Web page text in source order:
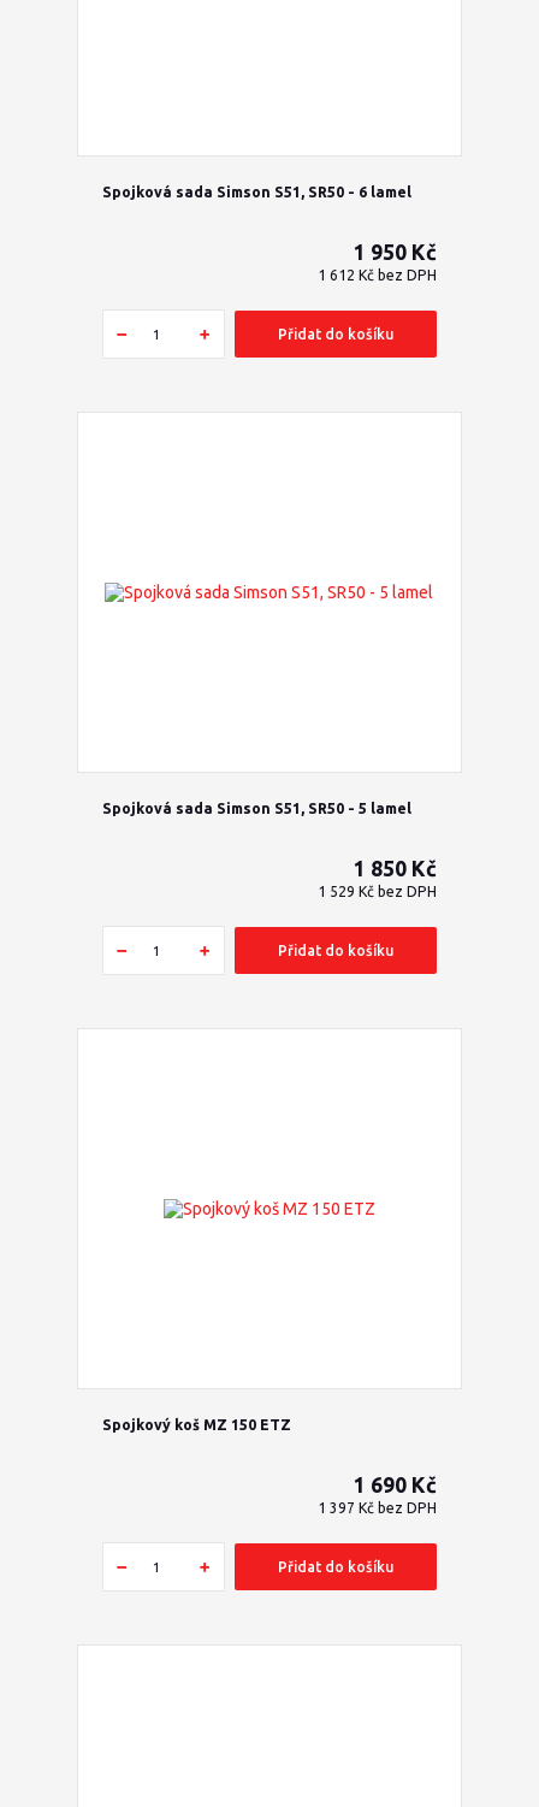
Spojková sada Simson S51, SR50 - 6 lamel
1 950 Kč
1 612 Kč bez DPH
Přidat do košíku
Spojková sada Simson S51, SR50 - 5 lamel
1 850 Kč
1 529 Kč bez DPH
Přidat do košíku
Spojkový koš MZ 150 ETZ
1 690 Kč
1 397 Kč bez DPH
Přidat do košíku